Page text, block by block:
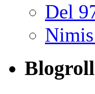
Del
Blogroll